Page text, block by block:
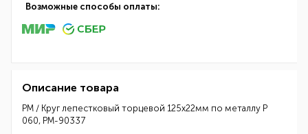
Возможные способы оплаты:
Описание товара
РМ / Круг лепестковый торцевой 125х22мм по металлу Р
060, РМ-90337